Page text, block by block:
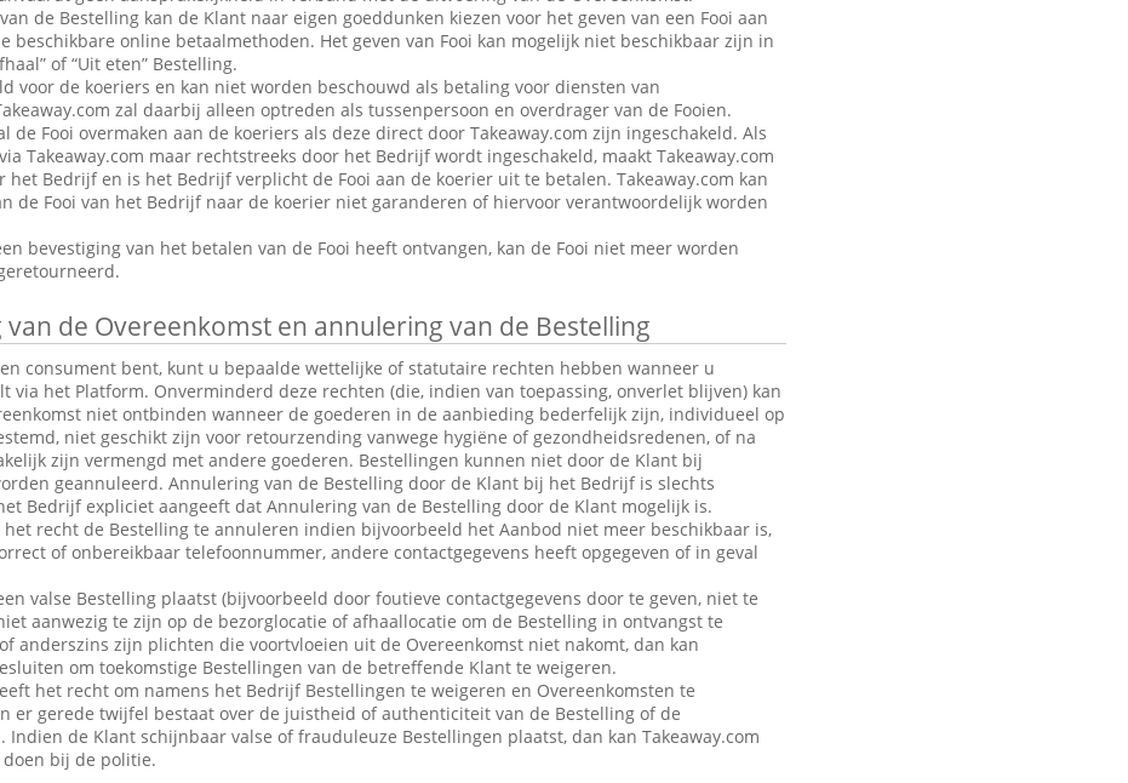
de Bestelling kan de Klant naar eigen goeddunken kiezen voor het geven van een Fooi aan
beschikbare online betaalmethoden. Het geven van Fooi kan mogelijk niet beschikbaar zijn in
of “Uit eten” Bestelling.
voor de koeriers en kan niet worden beschouwd als betaling voor diensten van
zal daarbij alleen optreden als tussenpersoon en overdrager van de Fooien.
de Fooi overmaken aan de koeriers als deze direct door Takeaway.com zijn ingeschakeld. Als
Takeaway.com maar rechtstreeks door het Bedrijf wordt ingeschakeld, maakt Takeaway.com
het Bedrijf en is het Bedrijf verplicht de Fooi aan de koerier uit te betalen. Takeaway.com kan
de Fooi van het Bedrijf naar de koerier niet garanderen of hiervoor verantwoordelijk worden
bevestiging van het betalen van de Fooi heeft ontvangen, kan de Fooi niet meer worden
de Overeenkomst en annulering van de Bestelling
consument bent, kunt u bepaalde wettelijke of statutaire rechten hebben wanneer u
via het Platform. Onverminderd deze rechten (die, indien van toepassing, onverlet blijven) kan
niet ontbinden wanneer de goederen in de aanbieding bederfelijk zijn, individueel op
niet geschikt zijn voor retourzending vanwege hygiëne of gezondheidsredenen, of na
zijn vermengd met andere goederen. Bestellingen kunnen niet door de Klant bij
geannuleerd. Annulering van de Bestelling door de Klant bij het Bedrijf is slechts
Bedrijf expliciet aangeeft dat Annulering van de Bestelling door de Klant mogelijk is.
recht de Bestelling te annuleren indien bijvoorbeeld het Aanbod niet meer beschikbaar is,
of onbereikbaar telefoonnummer, andere contactgegevens heeft opgegeven of in geval
valse Bestelling plaatst (bijvoorbeeld door foutieve contactgegevens door te geven, niet te
aanwezig te zijn op de bezorglocatie of afhaallocatie om de Bestelling in ontvangst te
anderszins zijn plichten die voortvloeien uit de Overeenkomst niet nakomt, dan kan
om toekomstige Bestellingen van de betreffende Klant te weigeren.
het recht om namens het Bedrijf Bestellingen te weigeren en Overeenkomsten te
er gerede twijfel bestaat over de juistheid of authenticiteit van de Bestelling of de
Indien de Klant schijnbaar valse of frauduleuze Bestellingen plaatst, dan kan Takeaway.com
bij de politie.